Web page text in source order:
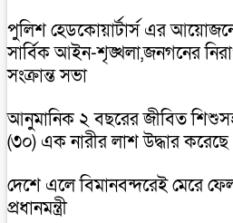
পুলিশ হেডকোয়ার্টার্স এর
সার্বিক আইন-শৃঙ্খলা,জনগনের
সংক্রান্ত সভা
আনুমানিক ২ বছরের জীবিত
(৩০) এক নারীর লাশ উদ্ধার
দেশে এলে বিমানবন্দরেই মেরে
প্রধানমন্ত্রী